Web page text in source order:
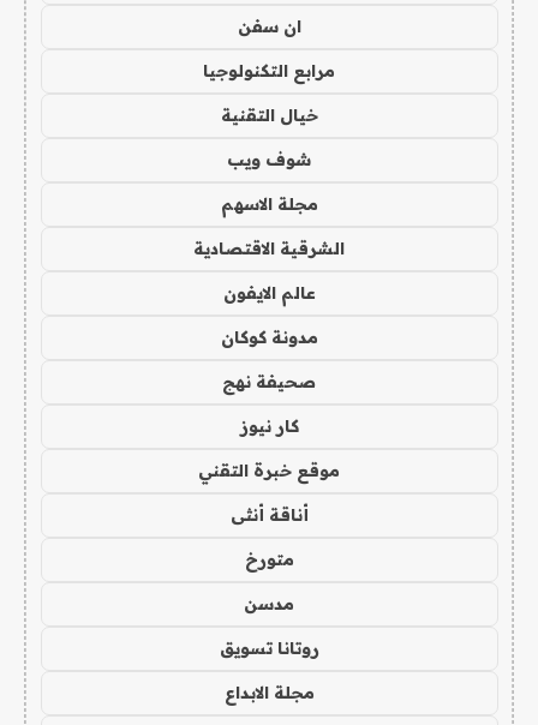
ان سفن
مرابع التكنولوجيا
خيال التقنية
شوف ويب
مجلة الاسهم
الشرقية الاقتصادية
عالم الايفون
مدونة كوكان
صحيفة نهج
كار نيوز
موقع خبرة التقني
أناقة أنثى
متورخ
مدسن
روتانا تسويق
مجلة الابداع